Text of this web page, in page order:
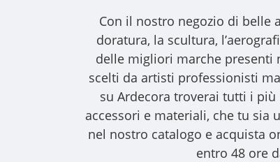
Con il nostro negozio di belle
doratura, la scultura,
delle migliori marche presenti
scelti da artisti professionisti
su Ardecora troverai tutti i
accessori e materiali, che tu sia
nel nostro catalogo e acquista
entro 48 ore